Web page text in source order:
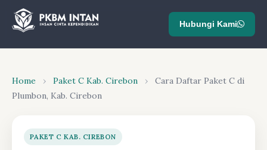
Hubungi Kami
Home › Paket C Kab. Cirebon ›
Cara Daftar Paket C di
Plumbon, Kab. Cirebon
PAKET C KAB. CIREBON